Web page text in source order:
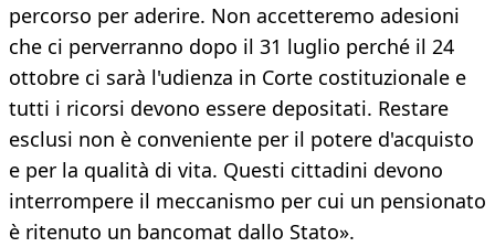
percorso per aderire. Non accetteremo adesioni
che ci perverranno dopo il 31 luglio perché il 24
ottobre ci sarà l'udienza in Corte costituzionale e
tutti i ricorsi devono essere depositati. Restare
esclusi non è conveniente per il potere d'acquisto
e per la qualità di vita. Questi cittadini devono
interrompere il meccanismo per cui un pensionato
è ritenuto un bancomat dallo Stato».